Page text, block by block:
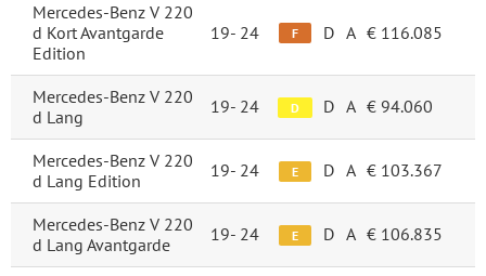
Mercedes-Benz V 220
d Kort Avantgarde
Edition
19- 24 F D A € 116.085
Mercedes-Benz V 220
d Lang
19- 24 D D A € 94.060
Mercedes-Benz V 220
d Lang Edition
19- 24 E D A € 103.367
Mercedes-Benz V 220
d Lang Avantgarde
19- 24 E D A € 106.835